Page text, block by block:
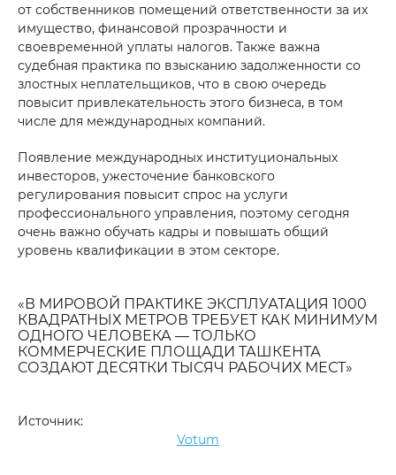
от собственников помещений ответственности за их
имущество, финансовой прозрачности и
своевременной уплаты налогов. Также важна
судебная практика по взысканию задолженности со
злостных неплательщиков, что в свою очередь
повысит привлекательность этого бизнеса, в том
числе для международных компаний.
Появление международных институциональных
инвесторов, ужесточение банковского
регулирования повысит спрос на услуги
профессионального управления, поэтому сегодня
очень важно обучать кадры и повышать общий
уровень квалификации в этом секторе.
«В МИРОВОЙ ПРАКТИКЕ ЭКСПЛУАТАЦИЯ 1000
КВАДРАТНЫХ МЕТРОВ ТРЕБУЕТ КАК МИНИМУМ
ОДНОГО ЧЕЛОВЕКА — ТОЛЬКО
КОММЕРЧЕСКИЕ ПЛОЩАДИ ТАШКЕНТА
СОЗДАЮТ ДЕСЯТКИ ТЫСЯЧ РАБОЧИХ МЕСТ»
Источник:
Votum